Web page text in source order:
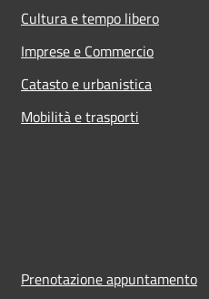
Cultura e tempo libero
Imprese e Commercio
Catasto e urbanistica
Mobilità e trasporti
Prenotazione appuntamento